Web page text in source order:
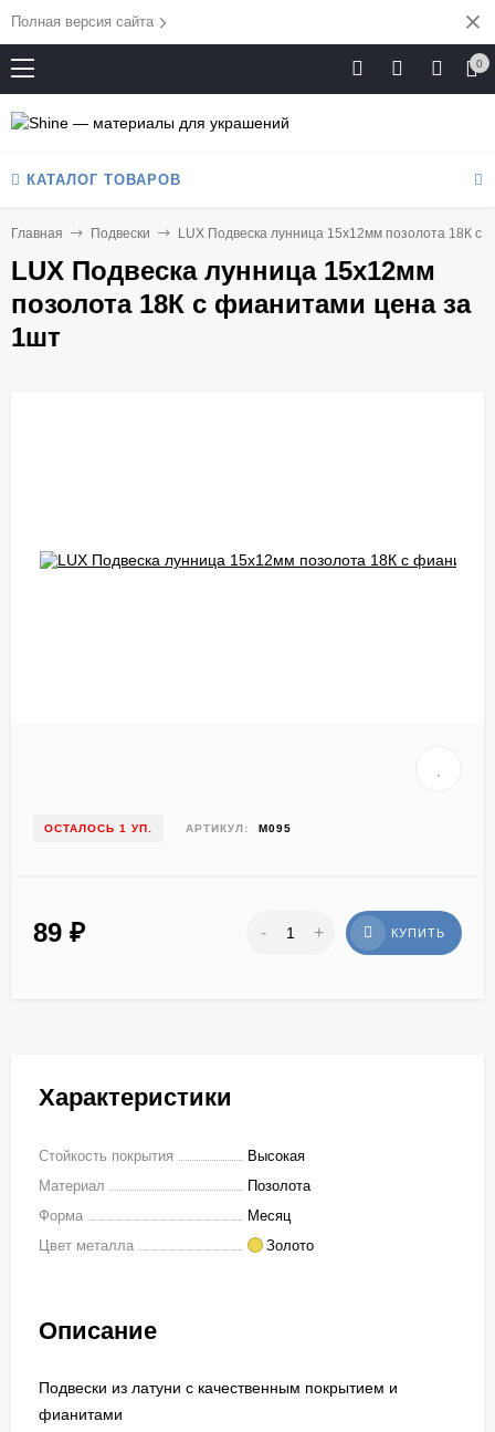
Полная версия сайта
0
КАТАЛОГ ТОВАРОВ
Главная Подвески LUX Подвеска лунница 15х12мм позолота 18К с
LUX Подвеска лунница 15х12мм
позолота 18К с фианитами цена за
1шт
ОСТАЛОСЬ 1 УП. АРТИКУЛ: М095
89 ₽ - + КУПИТЬ
Характеристики
Стойкость покрытия
Высокая
Материал
Позолота
Форма
Месяц
Цвет металла
Золото
Описание
Подвески из латуни с качественным покрытием и
фианитами